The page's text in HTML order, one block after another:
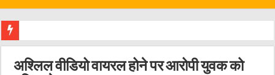
अश्लिल वीडियो वायरल होने पर आरोपी युवक को